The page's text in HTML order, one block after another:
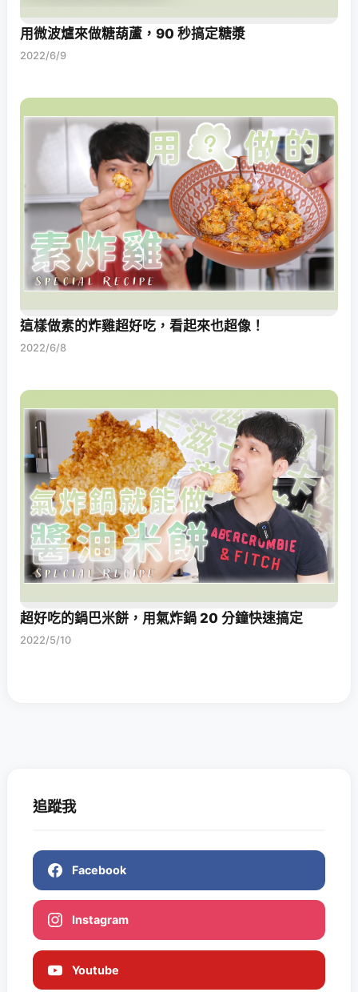
用微波爐來做糖葫蘆，90 秒搞定糖漿
2022/6/9
這樣做素的炸雞超好吃，看起來也超像！
2022/6/8
超好吃的鍋巴米餅，用氣炸鍋 20 分鐘快速搞定
2022/5/10
追蹤我
Facebook
Instagram
Youtube